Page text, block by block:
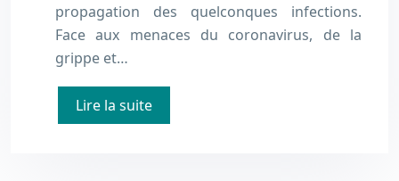
propagation des quelconques infections.
Face aux menaces du coronavirus, de la
grippe et…
Lire la suite